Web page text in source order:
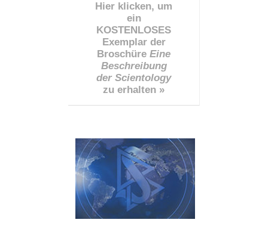
Hier klicken, um
ein
KOSTENLOSES
Exemplar der
Broschüre Eine
Beschreibung
der Scientology
zu erhalten »